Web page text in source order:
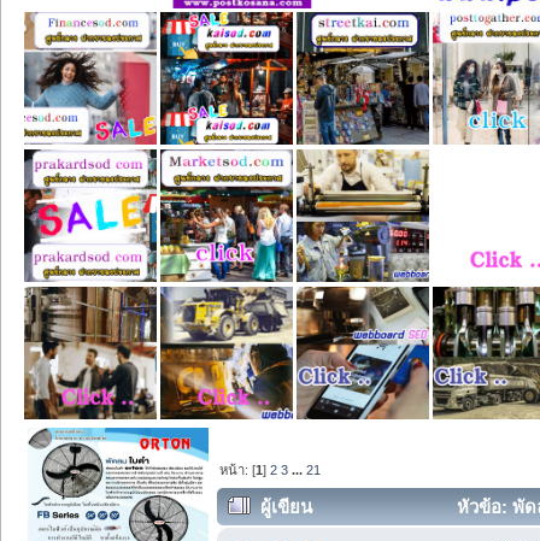
หน้า: [1]2 3 ...21
ผู้เขียน หัวข้อ: พัด